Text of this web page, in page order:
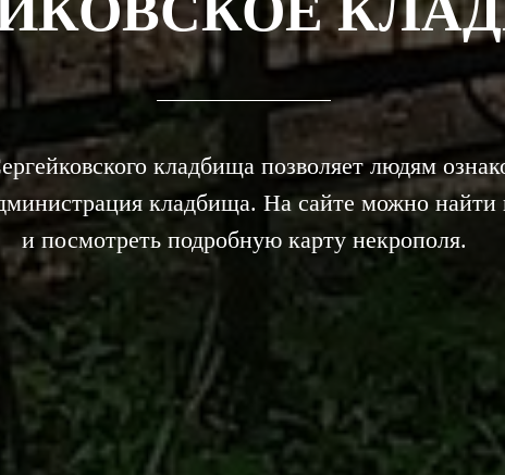
кладбища позволяет людям
кладбища. На сайте можно
и посмотреть подробную карту некрополя.